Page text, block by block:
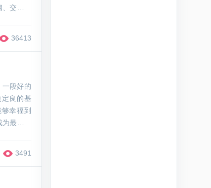
交友等
36413
一段好的
良的基
幸福到
最佳夫
3491